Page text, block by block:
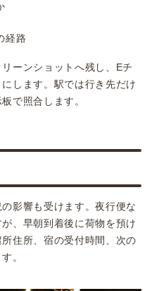
経路
ーンショットへ残し、Eチ
します。駅では行き先だけ
で照合します。
影響も受けます。夜行便な
、早朝到着後に荷物を預け
住所、宿の受付時間、次の
。